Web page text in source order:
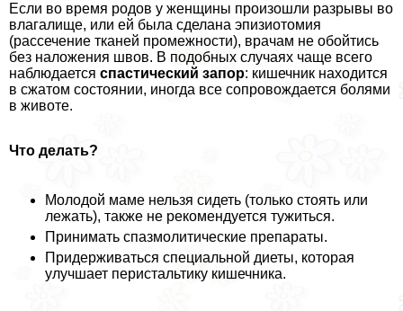
Если во время родов у женщины произошли разрывы во
влагалище, или ей была сделана эпизиотомия
(рассечение тканей промежности), врачам не обойтись
без наложения швов. В подобных случаях чаще всего
наблюдается спастический запор: кишечник находится
в сжатом состоянии, иногда все сопровождается болями
в животе.
Что делать?
Молодой маме нельзя сидеть (только стоять или
лежать), также не рекомендуется тужиться.
Принимать спазмолитические препараты.
Придерживаться специальной диеты, которая
улучшает перистальтику кишечника.